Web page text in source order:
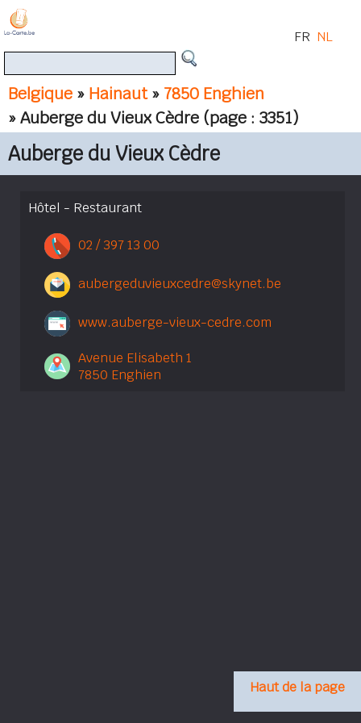
Belgique » Hainaut» 7850 Enghien
» Auberge du Vieux Cèdre (page : 3351)
FR NL
Auberge du Vieux Cèdre
Hôtel - Restaurant
02 / 397 13 00
aubergeduvieuxcedre@skynet.be
www.auberge-vieux-cedre.com
Avenue Elisabeth 1
7850 Enghien
Haut de la page